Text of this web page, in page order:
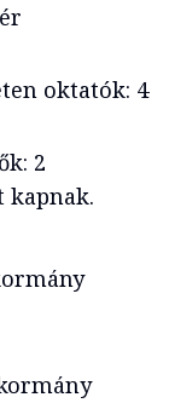
oktatók: 4
2
kapnak.